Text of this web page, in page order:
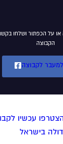
על הכפתור ושלחו
הקבוצה
לקבוצה